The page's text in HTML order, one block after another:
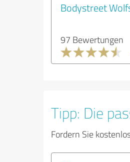
Bodystreet
97 Bewertungen
Tipp: Die
Fordern Sie